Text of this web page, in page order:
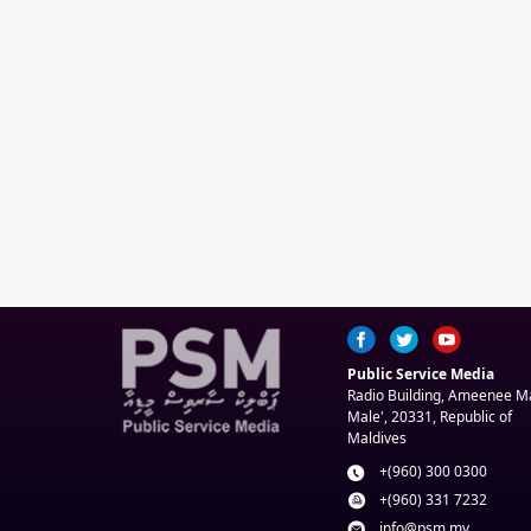
Public Service Media
Radio Building, Ameenee
Male', 20331, Republic of
Maldives
+(960) 300 0300
+(960) 331 7232